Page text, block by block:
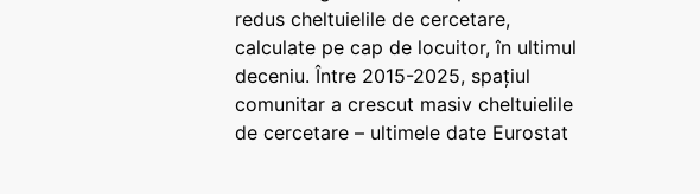
redus cheltuielile de cercetare,
calculate pe cap de locuitor, în ultimul
deceniu. Între 2015-2025, spațiul
comunitar a crescut masiv cheltuielile
de cercetare – ultimele date Eurostat